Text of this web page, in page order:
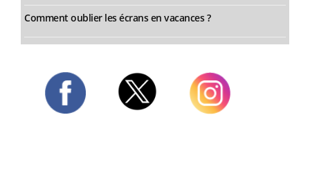
Comment oublier les écrans en vacances ?